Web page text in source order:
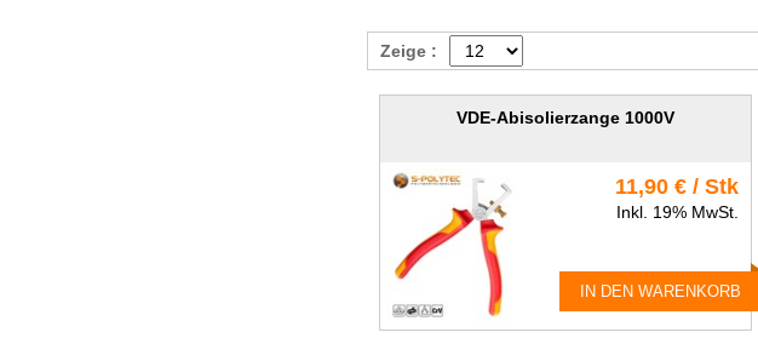
Zeige :
VDE-Abisolierzange 1000V
11,90 € / Stk
Inkl. 19% MwSt.
IN DEN WARENKORB